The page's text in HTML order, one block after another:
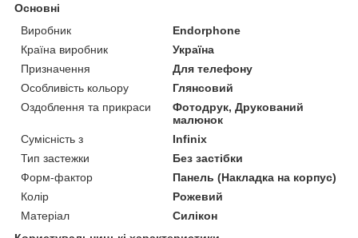
Основні
Виробник
Endorphone
Країна виробник
Україна
Призначення
Для телефону
Особливість кольору
Глянсовий
Оздоблення та прикраси
Фотодрук, Друкований
малюнок
Сумісність з
Infinix
Тип застежки
Без застібки
Форм-фактор
Панель (Накладка на корпус)
Колір
Рожевий
Матеріал
Силікон